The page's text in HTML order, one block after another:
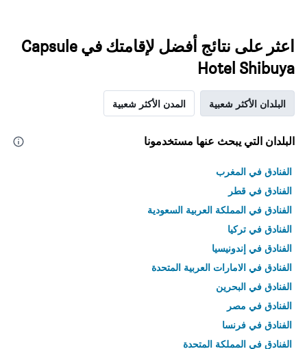
اعثر على نتائج أفضل لإقامتك في Capsule
Hotel Shibuya
البلدان الأكثر شعبية المدن الأكثر شعبية
البلدان التي يبحث عنها مستخدمونا
الفنادق في المغرب
الفنادق في قطر
الفنادق في المملكة العربية السعودية
الفنادق في تركيا
الفنادق في إندونيسيا
الفنادق في الامارات العربية المتحدة
الفنادق في البحرين
الفنادق في مصر
الفنادق في فرنسا
الفنادق في المملكة المتحدة